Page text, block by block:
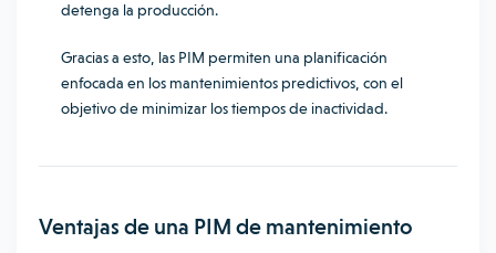
detenga la producción.
Gracias a esto, las PIM permiten una planificación
enfocada en los mantenimientos predictivos, con el
objetivo de minimizar los tiempos de inactividad.
Ventajas de una PIM de mantenimiento